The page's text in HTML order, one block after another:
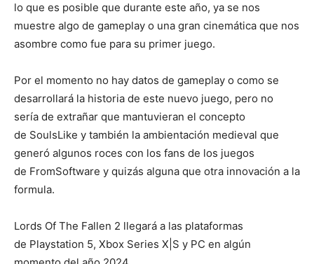
lo que es posible que durante este año, ya se nos
muestre algo de gameplay o una gran cinemática que nos
asombre como fue para su primer juego.
Por el momento no hay datos de gameplay o como se
desarrollará la historia de este nuevo juego, pero no
sería de extrañar que mantuvieran el concepto
de SoulsLike y también la ambientación medieval que
generó algunos roces con los fans de los juegos
de FromSoftware y quizás alguna que otra innovación a la
formula.
Lords Of The Fallen 2 llegará a las plataformas
de Playstation 5, Xbox Series X|S y PC en algún